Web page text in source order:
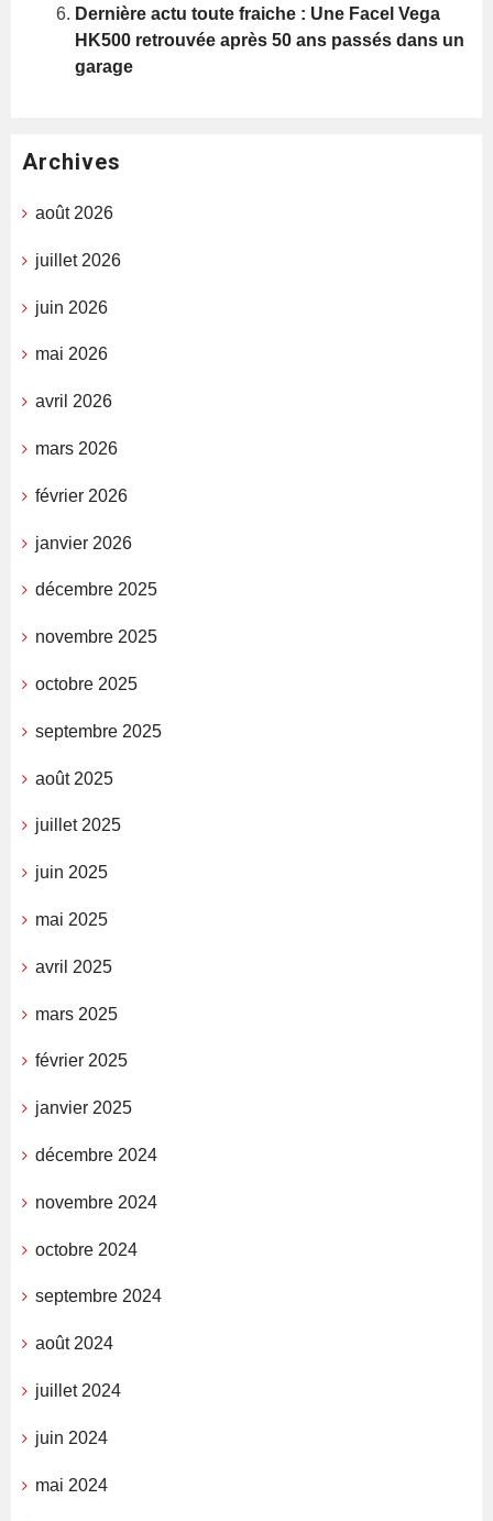
Dernière actu toute fraiche : Une Facel Vega
HK500 retrouvée après 50 ans passés dans un
garage
Archives
août 2026
juillet 2026
juin 2026
mai 2026
avril 2026
mars 2026
février 2026
janvier 2026
décembre 2025
novembre 2025
octobre 2025
septembre 2025
août 2025
juillet 2025
juin 2025
mai 2025
avril 2025
mars 2025
février 2025
janvier 2025
décembre 2024
novembre 2024
octobre 2024
septembre 2024
août 2024
juillet 2024
juin 2024
mai 2024